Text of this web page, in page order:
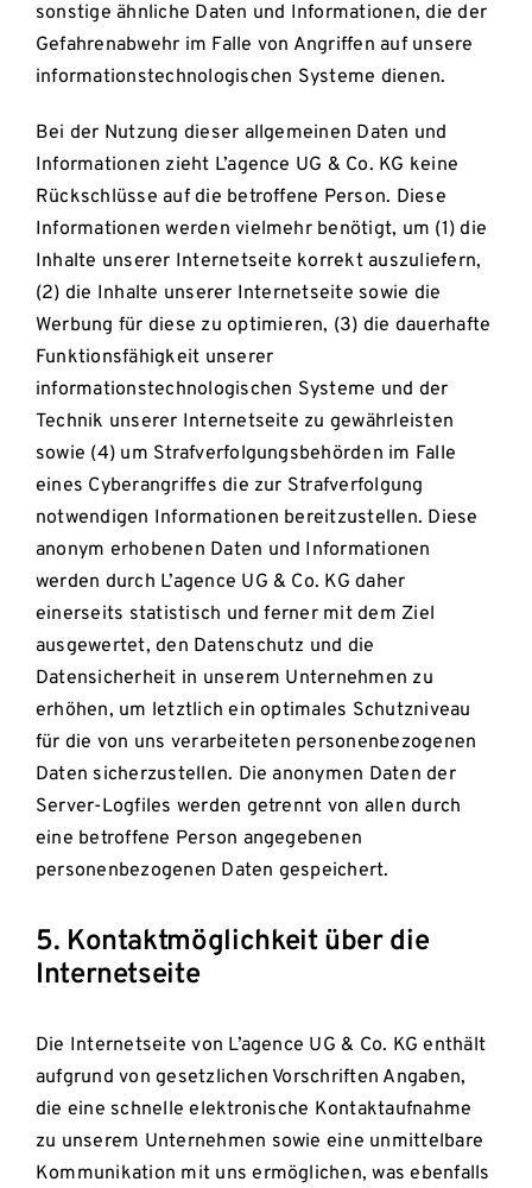
sonstige ähnliche Daten und Informationen, die der
Gefahrenabwehr im Falle von Angriffen auf unsere
informationstechnologischen Systeme dienen.
Bei der Nutzung dieser allgemeinen Daten und
Informationen zieht L’agence UG & Co. KG keine
Rückschlüsse auf die betroffene Person. Diese
Informationen werden vielmehr benötigt, um (1) die
Inhalte unserer Internetseite korrekt auszuliefern,
(2) die Inhalte unserer Internetseite sowie die
Werbung für diese zu optimieren, (3) die dauerhafte
Funktionsfähigkeit unserer
informationstechnologischen Systeme und der
Technik unserer Internetseite zu gewährleisten
sowie (4) um Strafverfolgungsbehörden im Falle
eines Cyberangriffes die zur Strafverfolgung
notwendigen Informationen bereitzustellen. Diese
anonym erhobenen Daten und Informationen
werden durch L’agence UG & Co. KG daher
einerseits statistisch und ferner mit dem Ziel
ausgewertet, den Datenschutz und die
Datensicherheit in unserem Unternehmen zu
erhöhen, um letztlich ein optimales Schutzniveau
für die von uns verarbeiteten personenbezogenen
Daten sicherzustellen. Die anonymen Daten der
Server-Logfiles werden getrennt von allen durch
eine betroffene Person angegebenen
personenbezogenen Daten gespeichert.
5. Kontaktmöglichkeit über die
Internetseite
Die Internetseite von L’agence UG & Co. KG enthält
aufgrund von gesetzlichen Vorschriften Angaben,
die eine schnelle elektronische Kontaktaufnahme
zu unserem Unternehmen sowie eine unmittelbare
Kommunikation mit uns ermöglichen, was ebenfalls